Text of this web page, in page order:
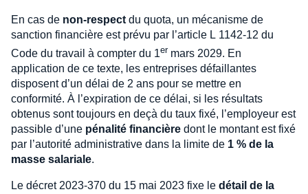
En cas de non-respect du quota, un mécanisme de
sanction financière est prévu par l’article L 1142-12 du
Code du travail à compter du 1er mars 2029. En
application de ce texte, les entreprises défaillantes
disposent d’un délai de 2 ans pour se mettre en
conformité. À l’expiration de ce délai, si les résultats
obtenus sont toujours en deçà du taux fixé, l’employeur est
passible d’une pénalité financière dont le montant est fixé
par l’autorité administrative dans la limite de 1 % de la
masse salariale.
Le décret 2023-370 du 15 mai 2023 fixe le détail de la